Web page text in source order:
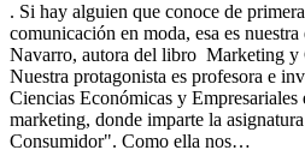
. Si hay alguien que conoce de
comunicación en moda, esa es
Navarro, autora del libro Marketing y
Nuestra protagonista es profesora e
Ciencias Económicas y
marketing, donde imparte la
Consumidor". Como ella nos…